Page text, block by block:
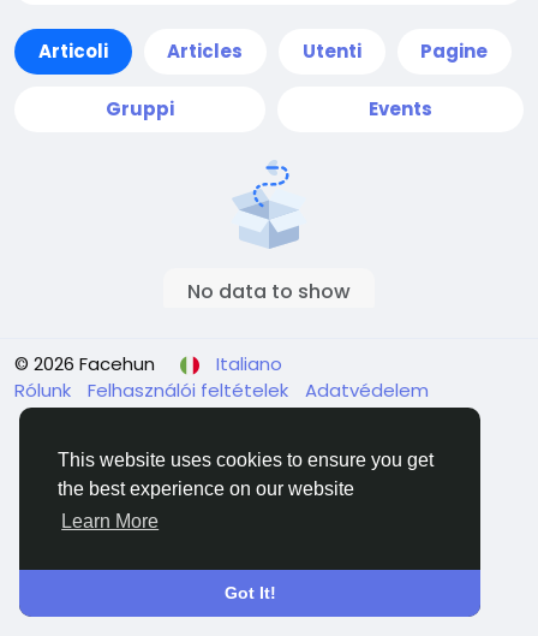
This website uses cookies to ensure you get
the best experience on our website
Learn More
Got It!
Articoli Articles Utenti Pagine
Gruppi Events
No data to show
© 2026 Facehun
Italiano
Rólunk
Felhasználói feltételek
Adatvédelem
Contattaci